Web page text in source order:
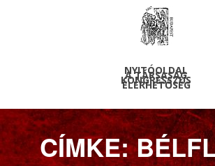
NYITÓOLDAL
A TÁRSASÁG
KONGRESSZUS
ELÉRHETŐSÉG
CÍMKE: